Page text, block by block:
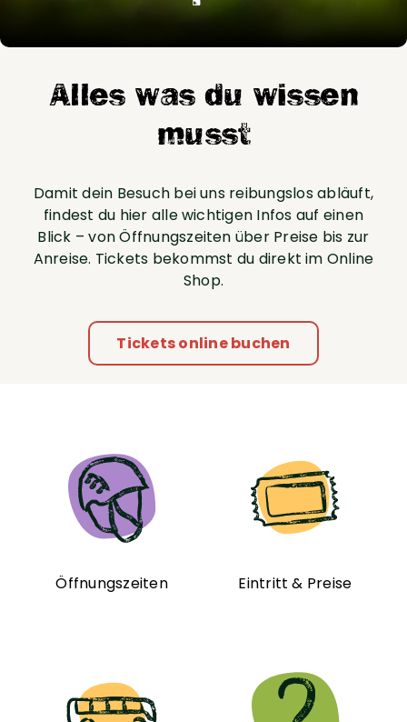
Alles was du wissen
musst
Damit dein Besuch bei uns reibungslos abläuft,
findest du hier alle wichtigen Infos auf einen
Blick – von Öffnungszeiten über Preise bis zur
Anreise. Tickets bekommst du direkt im Online
Shop.
Tickets online buchen
Öffnungszeiten Eintritt & Preise